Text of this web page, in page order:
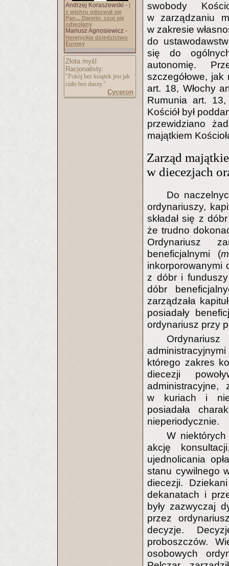
Andrzej Koraszewski - I
z wichru odezwał się
Pan... Darwin, czuj się
odwołany
Mariusz Agnosiewicz -
Heretyckie dziedzictwo
Europy
Złota myśl
Racjonalisty:
"Pokój bez książek jest jak
ciało bez duszy."
Cyceron
swobody
w zarządzaniu
w zakresie
do
się do ogólnych
autonomię.
szczegółowe,
art. 18, Włochy
Rumunia art.
Kościół był
przewidziano
majątkiem
Zarząd
w diecezjach
Do
ordynariuszy,
składał się z
że trudno
Ordynariusz
beneficjalnymi (
inkorporowanymi
z dóbr i
dóbr
zarządzała
posiadały
ordynariusz przy
którego zakres
diecezji
administracyjne,
w kuriach i
posiadała
nieperiodycznie.
W
akcję
ujednolicania
stanu cywilnego
diecezji.
dekanatach i
były zazwyczaj
przez
decyzje.
proboszczów.
osobowych